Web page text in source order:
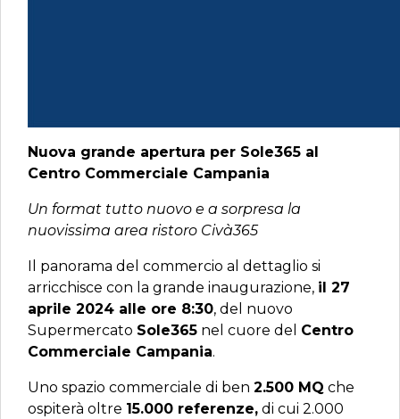
Nuova grande apertura per Sole365 al
Centro Commerciale Campania
Un format tutto nuovo e a sorpresa la
nuovissima area ristoro Civà365
Il panorama del commercio al dettaglio si
arricchisce con la grande inaugurazione, il 27
aprile 2024 alle ore 8:30, del nuovo
Supermercato Sole365 nel cuore del Centro
Commerciale Campania.
Uno spazio commerciale di ben 2.500 MQ che
ospiterà oltre 15.000 referenze, di cui 2.000